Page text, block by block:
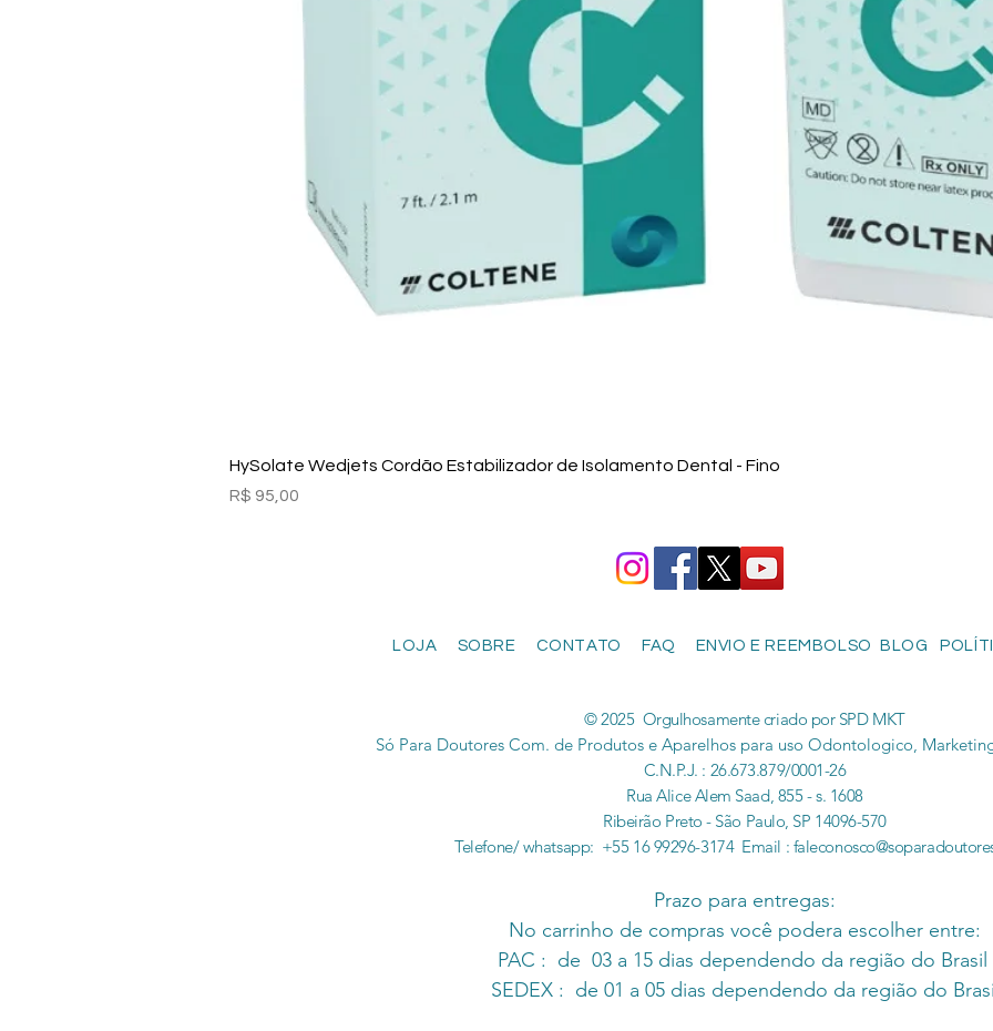
Visualização rápida
HySolate Wedjets Cordão Estabilizador de Isolamento Dental - Fino
Preço
R$ 95,00
LOJA SOBRE CONTATO FAQ ENVIO E REEMBOLSO BLOG
© 2025 Orgulhosamente criado por SPD MKT
Só Para Doutores Com. de Produtos e Aparelhos para uso Odontologico,
C.N.P.J. : 26.673.879/0001-26
Rua Alice Alem Saad, 855 - s. 1608
Ribeirão Preto - São Paulo, SP 14096-570
Telefone/ whatsapp: +55 16 99296-3174 Email :
Prazo para entregas:
No carrinho de compras você podera escolher entre:
PAC : de 03 a 15 dias dependendo da região do Brasil
SEDEX : de 01 a 05 dias dependendo da região do Brasil